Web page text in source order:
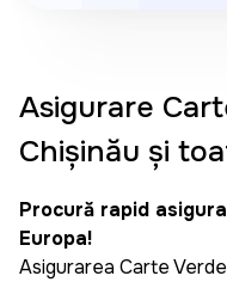
Asigurare
Chișinău și
Procură rapid
Europa!
Asigurarea Carte